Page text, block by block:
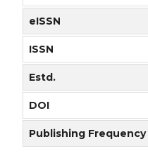
eISSN
ISSN
Estd.
DOI
Publishing Frequency